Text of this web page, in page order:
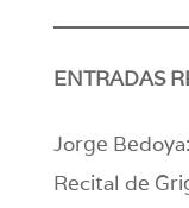
ENTRADAS
Jorge
Recital de